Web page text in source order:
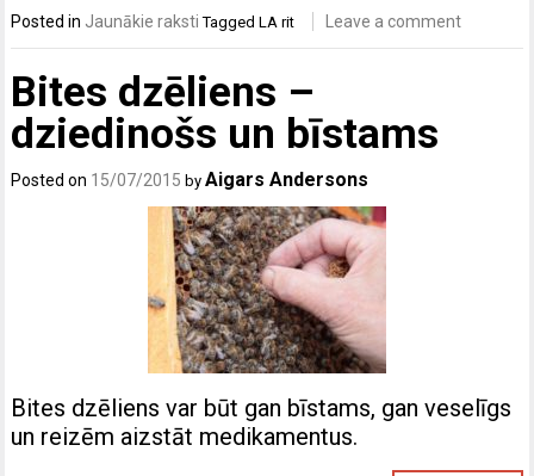
Posted in Jaunākie raksti TaggedLA rit Leave a comment
Bites dzēliens –
dziedinošs un bīstams
Posted on 15/07/2015 byAigars Andersons
Bites dzēliens var būt gan bīstams, gan veselīgs
un reizēm aizstāt medikamentus.